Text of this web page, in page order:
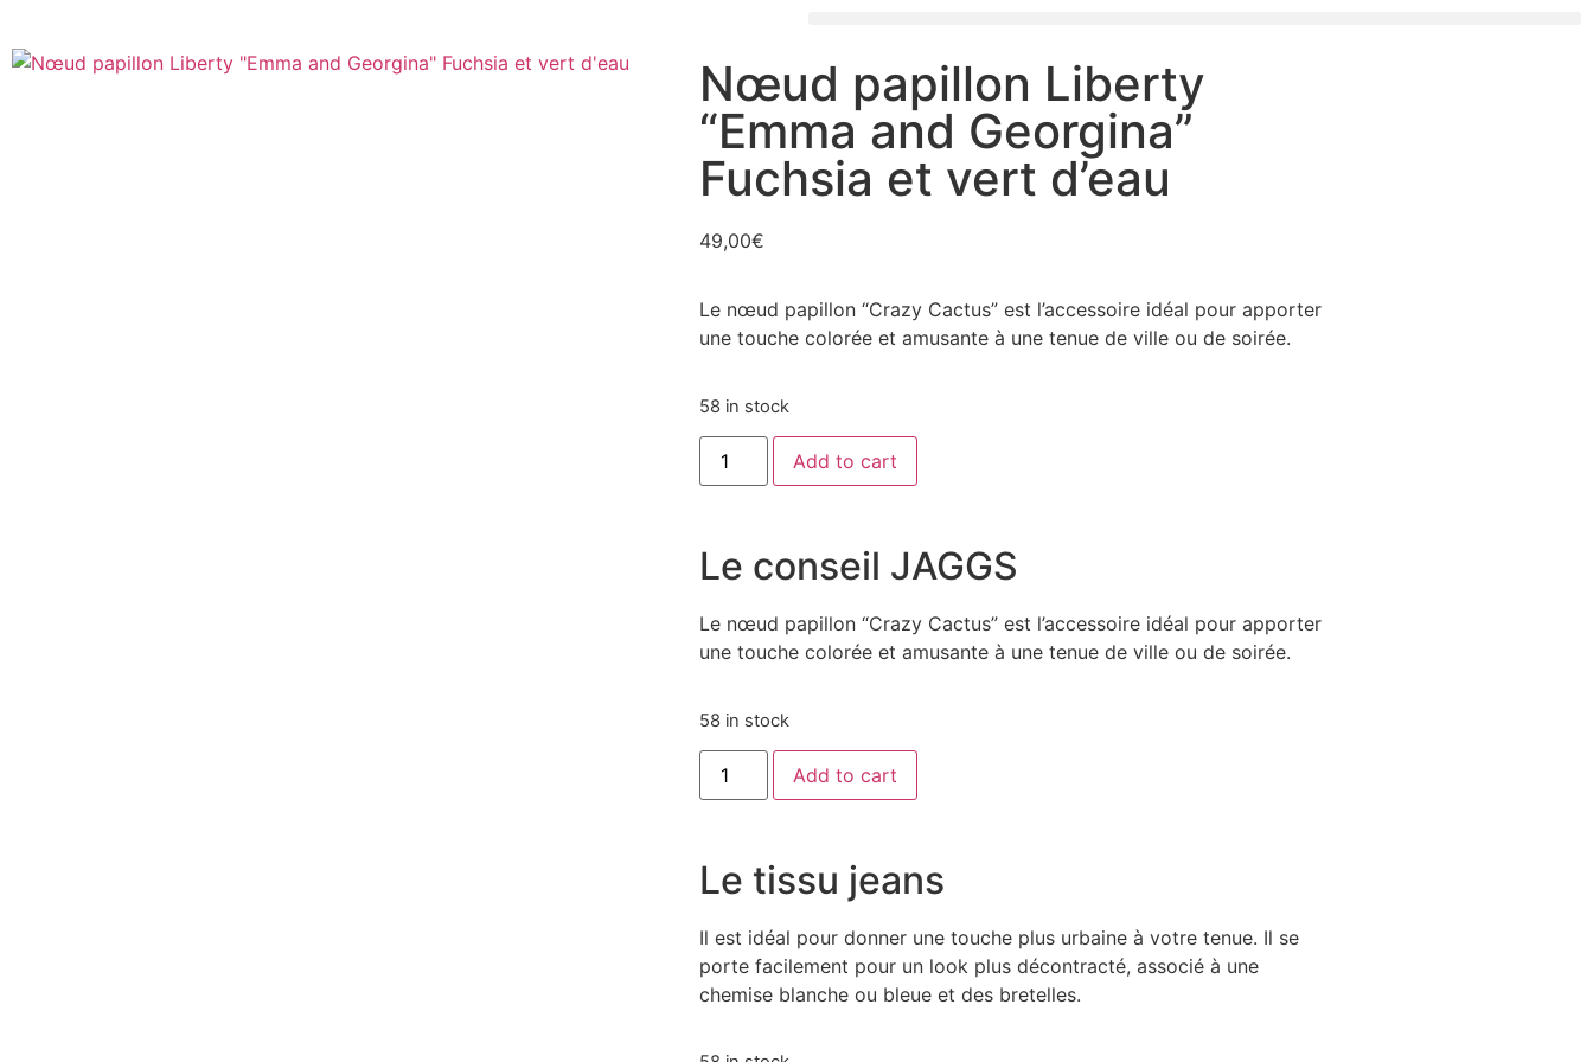
Nœud papillon Liberty
“Emma and Georgina”
Fuchsia et vert d’eau
49,00€
Le nœud papillon “Crazy Cactus” est l’accessoire idéal pour apporter
une touche colorée et amusante à une tenue de ville ou de soirée.
58 in stock
Add to cart
Le conseil JAGGS
Le nœud papillon “Crazy Cactus” est l’accessoire idéal pour apporter
une touche colorée et amusante à une tenue de ville ou de soirée.
58 in stock
Add to cart
Le tissu jeans
Il est idéal pour donner une touche plus urbaine à votre tenue. Il se
porte facilement pour un look plus décontracté, associé à une
chemise blanche ou bleue et des bretelles.